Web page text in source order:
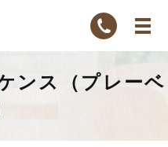
ンス（プレーベ